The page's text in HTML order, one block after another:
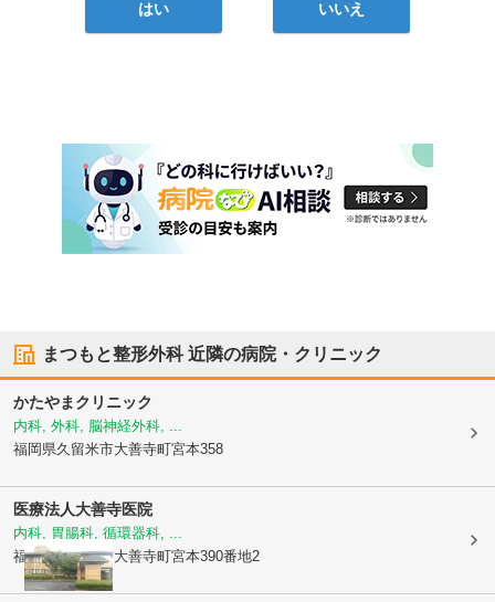
はい いいえ
まつもと整形外科近隣の病院・クリニック
かたやまクリニック
内科, 外科, 脳神経外科, ...
福岡県久留米市大善寺町宮本358
医療法人大善寺医院
内科, 胃腸科, 循環器科, ...
福岡県久留米市大善寺町宮本390番地2